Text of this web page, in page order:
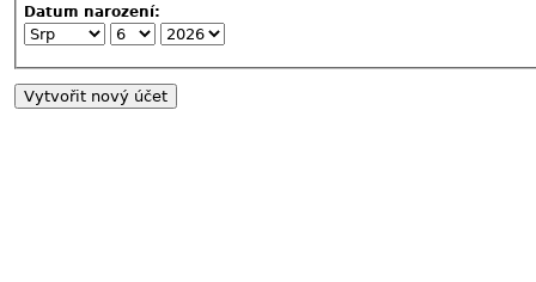
Datum narození: